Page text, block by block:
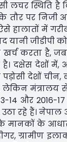
स्थिति है
पर निजी
हालातों में
यानी
करता है,
दक्षेस देशों में,
देशों
लेकिन मंत्रालय
14 और
रहे हैं।
मानकों के
ग्रामीण